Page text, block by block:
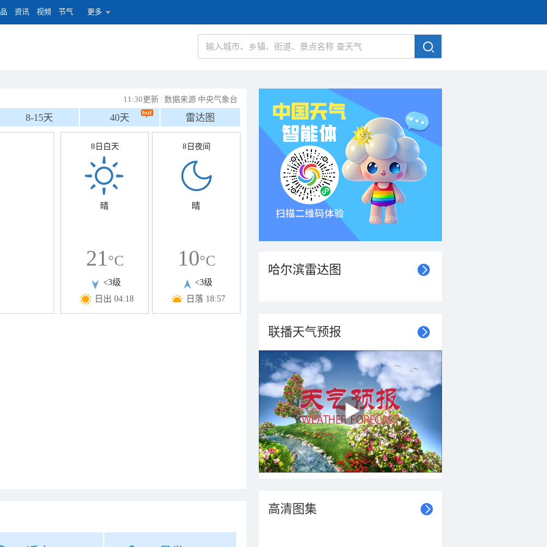
资讯 视频 节气 更多
11:30更新 | 数据来源 中央气象台
8-15天 40天 雷达图
8日白天
晴
21°C
<3级
日出 04:18
8日夜间
晴
10°C
<3级
日落 18:57
哈尔滨雷达图
联播天气预报
高清图集